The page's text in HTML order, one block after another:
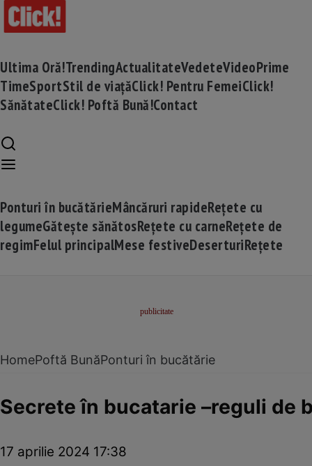
Ultima Oră!TrendingActualitateVedeteVideoPrime
TimeSportStil de viațăClick! Pentru FemeiClick!
SănătateClick! Poftă Bună!Contact
Ponturi în bucătărieMâncăruri rapideRețete cu
legumeGătește sănătosRețete cu carneRețete de
regimFelul principalMese festiveDeserturiRețete
HomePoftă BunăPonturi în bucătărie
Secrete în bucatarie –reguli de
17 aprilie 2024 17:38